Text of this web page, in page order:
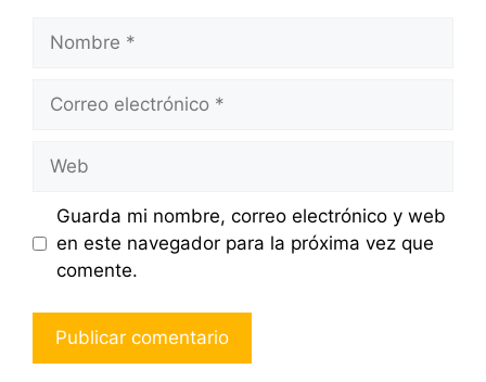
Nombre
Correo
Web
Guarda mi nombre, correo electrónico y web
en este navegador para la próxima vez que
comente.